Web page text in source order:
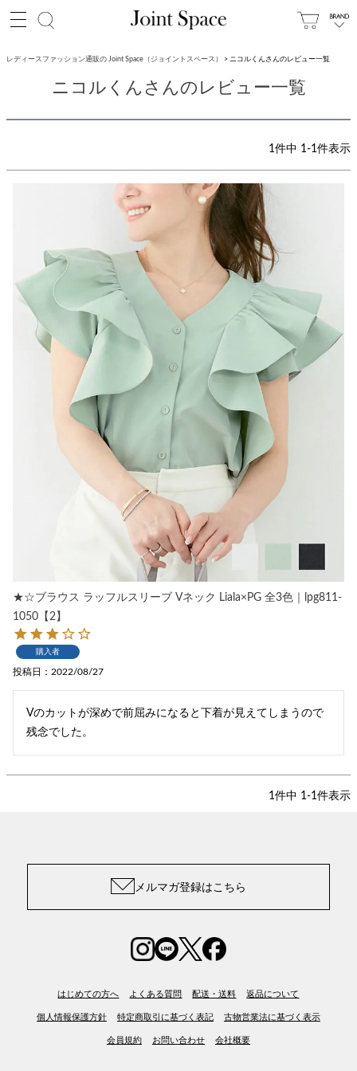
レディースファッション通販の Joint Space（ジョイントスペース） ニコルくんさんのレビュー一覧
ニコルくんさんのレビュー一覧
1件中 1-1件表示
★☆ブラウス ラッフルスリーブ Vネック Liala×PG 全3色｜lpg811-
1050【2】
購入者
投稿日 2022/08/27
Vのカットが深めで前屈みになると下着が見えてしまうので
残念でした。
1 件中 1 -1 件表示
メルマガ登録はこちら
はじめての方へ よくある質問 配送・送料 返品について
個人情報保護方針 特定商取引に基づく表記 古物営業法に基づく表示
会員規約 お問い合わせ 会社概要